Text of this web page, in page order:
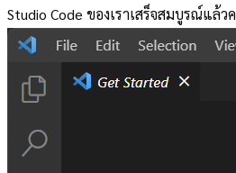
Studio Code ของเราเสร็จสมบูรณ์แล้ว